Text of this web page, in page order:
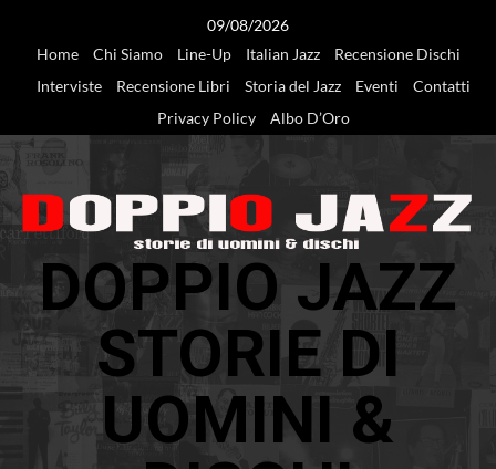
09/08/2026
Home
Chi Siamo Line-Up Italian Jazz
Recensione Dischi
Interviste
Recensione Libri Storia del Jazz Eventi
Contatti
Privacy Policy
Albo D’Oro
DOPPIO JAZZ
STORIE DI
UOMINI &